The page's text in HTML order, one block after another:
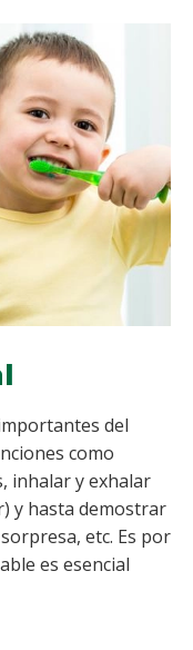
del
como
inhalar y exhalar
y hasta demostrar
etc. Es por
es esencial